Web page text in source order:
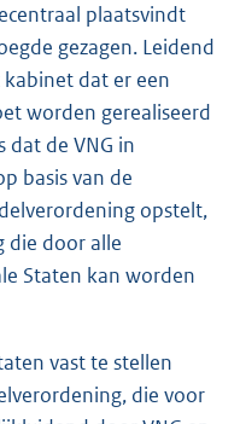
plaatsvindt
gezagen. Leidend
dat er een
worden gerealiseerd
dat de VNG in
basis van de
opstelt,
die door alle
Staten kan worden
vast te stellen
die voor